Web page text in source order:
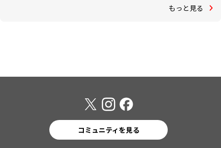
もっと見る
コミュニティを見る